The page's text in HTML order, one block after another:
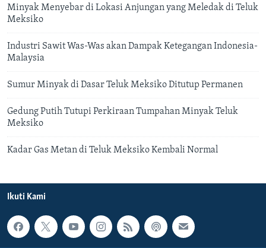
Minyak Menyebar di Lokasi Anjungan yang Meledak di Teluk
Meksiko
Industri Sawit Was-Was akan Dampak Ketegangan Indonesia-
Malaysia
Sumur Minyak di Dasar Teluk Meksiko Ditutup Permanen
Gedung Putih Tutupi Perkiraan Tumpahan Minyak Teluk
Meksiko
Kadar Gas Metan di Teluk Meksiko Kembali Normal
Ikuti Kami